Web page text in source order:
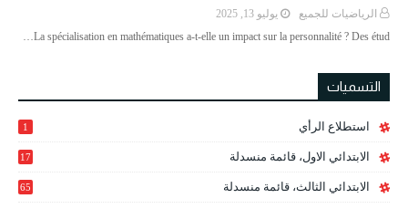
الرياضيات للجميع
يوليو 13, 2025
La spécialisation en mathématiques a-t-elle un impact sur la personnalité ? Des étud…
التسميات
استطلاع الرأي 1
الابتدائي الاول، قائمة منسدلة 17
الابتدائي الثالث، قائمة منسدلة 65